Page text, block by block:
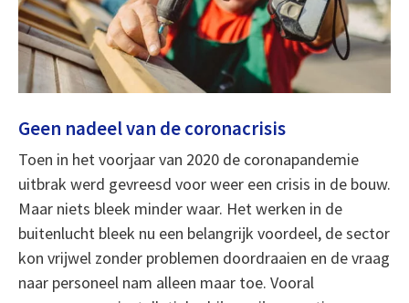
Geen nadeel van de coronacrisis
Toen in het voorjaar van 2020 de coronapandemie
uitbrak werd gevreesd voor weer een crisis in de bouw.
Maar niets bleek minder waar. Het werken in de
buitenlucht bleek nu een belangrijk voordeel, de sector
kon vrijwel zonder problemen doordraaien en de vraag
naar personeel nam alleen maar toe. Vooral